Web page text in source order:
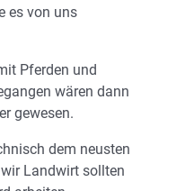
es von uns
Pferden und
wären dann
gewesen.
dem neusten
Landwirt sollten